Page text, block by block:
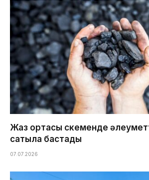
Жаз ортасы Өскеменде
сатыла бастады
07.07.2026